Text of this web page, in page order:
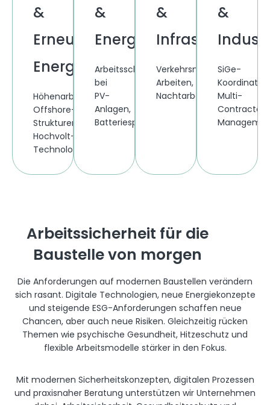
&
Erneuerbare
Energien
Höhenarbeit,
Offshore-
Strukturen,
Hochvolt-
Technologien
komplexe
&
Energiespeicher
Arbeitsschutz
bei
PV-
Anlagen,
Batteriespeichern
Baustellen.
&
Infrastruktur
Verkehrsnahe
Arbeiten,
Nachtarbeit
Baustellenlogistik.
&
SiGe-
Multi-
Contractor-
Bauabläufe.
Arbeitssicherheit für die
Baustelle von morgen
Die Anforderungen auf modernen Baustellen verändern
sich rasant. Digitale Technologien, neue Energiekonzepte
und steigende ESG-Anforderungen schaffen neue
Chancen, aber auch neue Risiken. Gleichzeitig rücken
Themen wie psychische Gesundheit, Hitzeschutz und
flexible Arbeitsmodelle stärker in den Fokus.
Mit modernen Sicherheitskonzepten, digitalen Prozessen
und praxisnaher Beratung unterstützen wir Unternehmen